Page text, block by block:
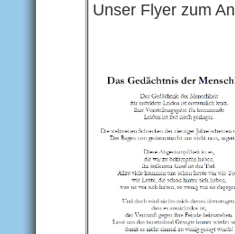
Unser Flyer zum